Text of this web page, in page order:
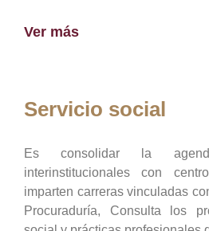
Ver más
Servicio social
Es consolidar la
interinstitucionales con
imparten carreras vinculadas
Procuraduría, Consulta los